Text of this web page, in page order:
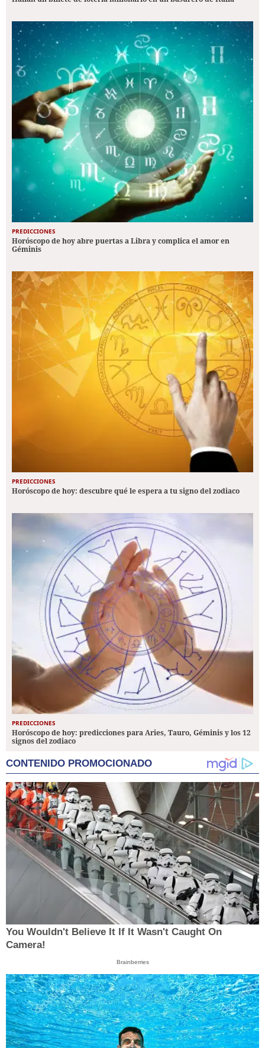
PREDICCIONES
Horóscopo de hoy abre puertas a Libra y complica el amor en
Géminis
PREDICCIONES
Horóscopo de hoy: descubre qué le espera a tu signo del zodiaco
PREDICCIONES
Horóscopo de hoy: predicciones para Aries, Tauro, Géminis y los 12
signos del zodiaco
CONTENIDO PROMOCIONADO
You Wouldn't Believe It If It Wasn't Caught On
Camera!
Brainberries